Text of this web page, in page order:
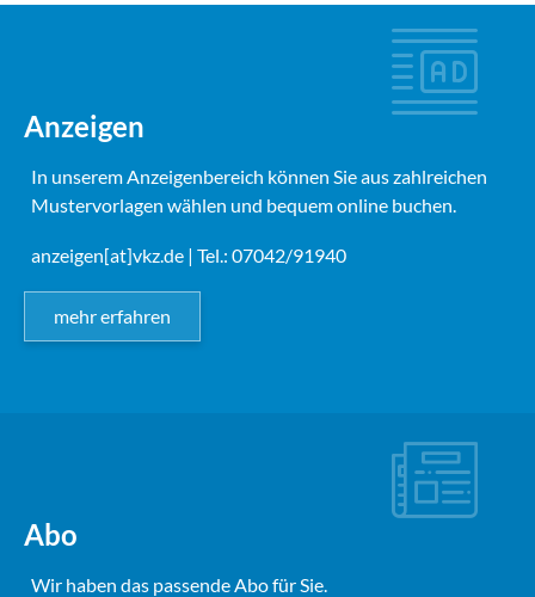
Anzeigen
In unserem Anzeigenbereich können Sie aus zahlreichen
Mustervorlagen wählen und bequem online buchen.
anzeigen[at]vkz.de | Tel.: 07042/91940
mehr erfahren
Abo
Wir haben das passende Abo für Sie.